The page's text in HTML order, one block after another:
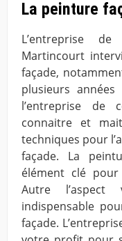
La peinture
L’entreprise
Martincourt
façade,
plusieurs
l’entreprise de
connaitre et
techniques pour
façade. La
élément clé
Autre l’aspect
indispensable
façade.